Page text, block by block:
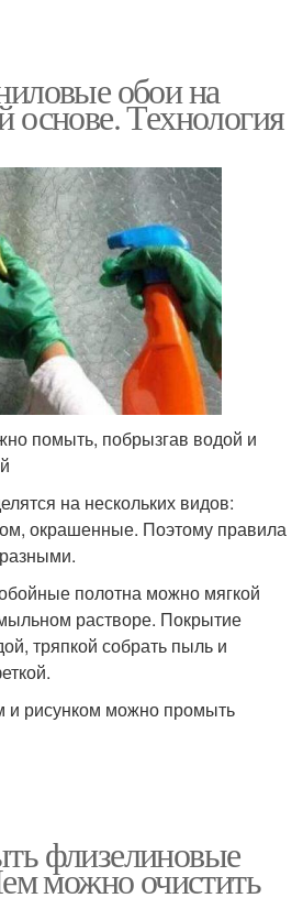
обои на
основе. Технология
помыть, побрызгав водой и
на нескольких видов:
окрашенные. Поэтому правила
полотна можно мягкой
растворе. Покрытие
тряпкой собрать пыль и
и рисунком можно промыть
флизелиновые
можно очистить